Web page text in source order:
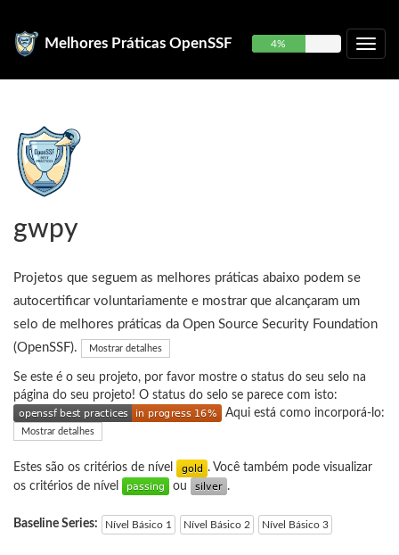
Melhores Práticas OpenSSF 4%
gwpy
Projetos que seguem as melhores práticas abaixo podem se
autocertificar voluntariamente e mostrar que alcançaram um
selo de melhores práticas da Open Source Security Foundation
(OpenSSF).
Mostrar detalhes
Se este é o seu projeto, por favor mostre o status do seu selo na
página do seu projeto! O status do selo se parece com isto:
Aqui está como incorporá-lo:
Mostrar detalhes
Estes são os critérios de nível
. Você também pode visualizar
os critérios de nível
ou .
Baseline Series: Nível Básico 1 Nível Básico 2 Nível Básico 3